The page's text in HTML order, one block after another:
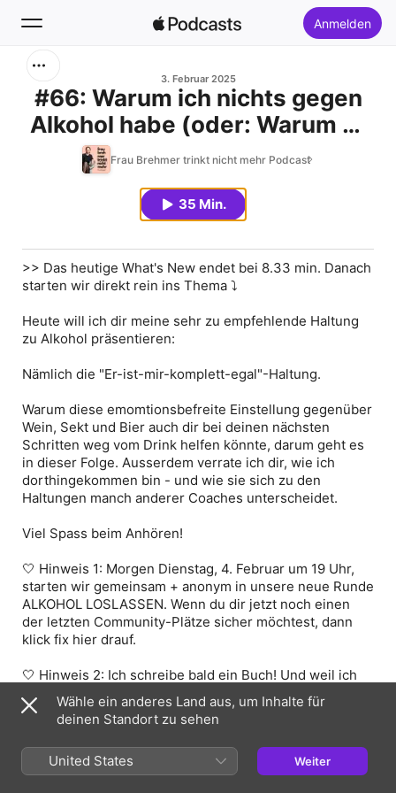
Anmelden
Startseite
3. Februar 2025
#66: Warum ich nichts gegen
Alkohol habe (oder: Warum er
unsere Emotionen nicht
Frau Brehmer trinkt nicht mehr Podcast
35 Min.
>> Das heutige What's New endet bei 8.33 min. Danach
starten wir direkt rein ins Thema ⤵️
Heute will ich dir meine sehr zu empfehlende Haltung
zu Alkohol präsentieren:
Nämlich die "Er-ist-mir-komplett-egal"-Haltung.
Warum diese emomtionsbefreite Einstellung gegenüber
Wein, Sekt und Bier auch dir bei deinen nächsten
Schritten weg vom Drink helfen könnte, darum geht es
in dieser Folge. Ausserdem verrate ich dir, wie ich
dorthingekommen bin - und wie sie sich zu den
Haltungen manch anderer Coaches unterscheidet.
Viel Spass beim Anhören!
🤍 Hinweis 1: Morgen Dienstag, 4. Februar um 19 Uhr,
starten wir gemeinsam + anonym in unsere neue Runde
ALKOHOL LOSLASSEN. Wenn du dir jetzt noch einen
der letzten Community-Plätze sicher möchtest, dann
klick fix hier drauf.
🤍 Hinweis 2: Ich schreibe bald ein Buch! Und weil ich
wissen möchte, was euch in der Sobriety-Literatur
gerade noch so fehlt und wo ich vielleicht eine Lücke
schliessen könnte, habe ich eine kurze Umfrage
erstellt. Sie dauert nicht länger als 2 Minuten und du
kannst sie ganz einfach + anonym hier ausfüllen
(klicken).
Wähle ein anderes Land aus, um Inhalte für
deinen Standort zu sehen
United States Weiter